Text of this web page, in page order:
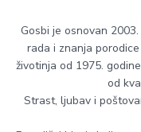
Gosbi je osnovan
rada i znanja
životinja od 1975.
od
Strast, ljubav i